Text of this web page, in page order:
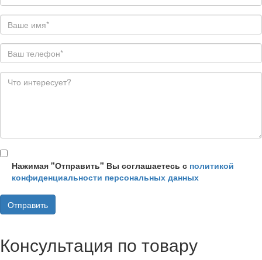
Нажимая "Отправить" Вы соглашаетесь с политикой
конфиденциальности персональных данных
Консультация по товару